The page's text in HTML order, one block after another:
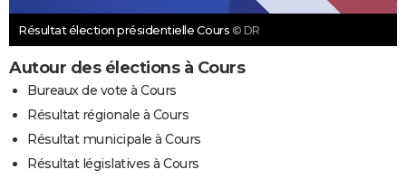
Résultat élection présidentielle Cours © DR
Autour des élections à Cours
Bureaux de vote à Cours
Résultat régionale à Cours
Résultat municipale à Cours
Résultat législatives à Cours